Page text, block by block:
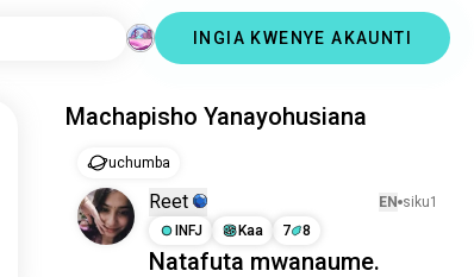
INGIA KWENYE AKAUNTI
Machapisho Yanayohusiana
uchumba
Reet EN siku1
INFJ
Kaa 7 8
Natafuta mwanaume.